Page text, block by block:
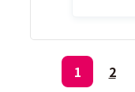
1 2